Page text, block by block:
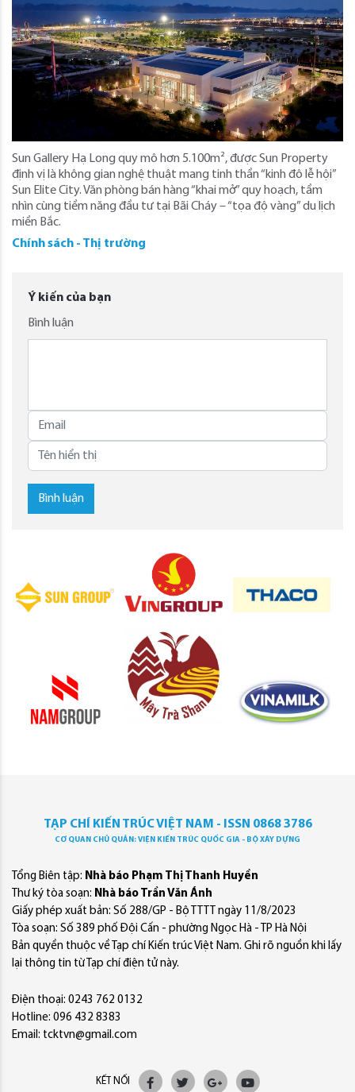
Sun Gallery Hạ Long quy mô hơn 5.100m², được Sun Property
định vị là không gian nghệ thuật mang tinh thần “kinh đô lễ hội”
Sun Elite City. Văn phòng bán hàng “khai mở” quy hoạch, tầm
nhìn cùng tiềm năng đầu tư tại Bãi Cháy – “tọa độ vàng” du lịch
miền Bắc.
Chính sách - Thị trường
Ý kiến của bạn
Bình luận
Bình luận
TẠP CHÍ KIẾN TRÚC VIỆT NAM - ISSN 0868 3786
CƠ QUAN CHỦ QUẢN: VIỆN KIẾN TRÚC QUỐC GIA - BỘ XÂY DỰNG
Tổng Biên tập: Nhà báo Phạm Thị Thanh Huyền
Thư ký tòa soạn: Nhà báo Trần Văn Ánh
Giấy phép xuất bản: Số 288/GP - Bộ TTTT ngày 11/8/2023
Tòa soạn: Số 389 phố Đội Cấn - phường Ngọc Hà - TP Hà Nội
Bản quyền thuộc về Tạp chí Kiến trúc Việt Nam. Ghi rõ nguồn khi lấy
lại thông tin từ Tạp chí điện tử này.
Điện thoại: 0243 762 0132
Hotline: 096 432 8383
Email: tcktvn@gmail.com
KẾT NỐI